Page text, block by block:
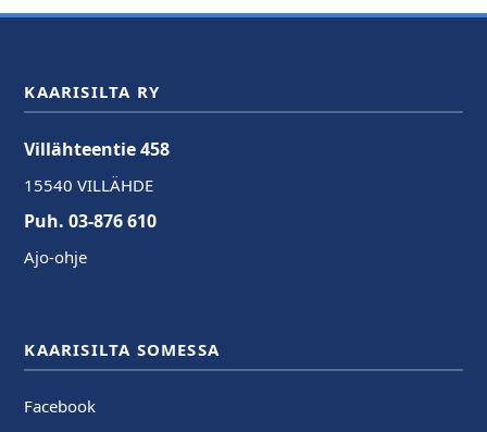
KAARISILTA RY
Villähteentie 458
15540 VILLÄHDE
Puh. 03-876 610
Ajo-ohje
KAARISILTA SOMESSA
Facebook